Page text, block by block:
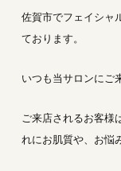
佐賀市でフェイシャ
ております。
いつも当サロンにご
ご来店されるお客様
れにお肌質や、お悩